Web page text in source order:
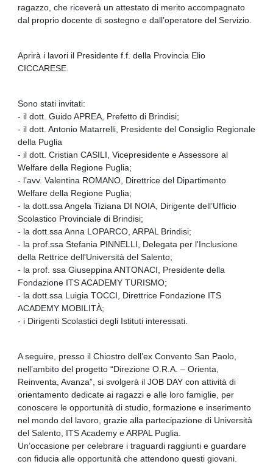
ragazzo, che riceverà un attestato di merito accompagnato
dal proprio docente di sostegno e dall’operatore del Servizio.
Aprirà i lavori il Presidente f.f. della Provincia Elio
CICCARESE.
Sono stati invitati:
- il dott. Guido APREA, Prefetto di Brindisi;
- il dott. Antonio Matarrelli, Presidente del Consiglio Regionale
della Puglia
- il dott. Cristian CASILI, Vicepresidente e Assessore al
Welfare della Regione Puglia;
- l’avv. Valentina ROMANO, Direttrice del Dipartimento
Welfare della Regione Puglia;
- la dott.ssa Angela Tiziana DI NOIA, Dirigente dell’Ufficio
Scolastico Provinciale di Brindisi;
- la dott.ssa Anna LOPARCO, ARPAL Brindisi;
- la prof.ssa Stefania PINNELLI, Delegata per l'Inclusione
della Rettrice dell'Università del Salento;
- la prof. ssa Giuseppina ANTONACI, Presidente della
Fondazione ITS ACADEMY TURISMO;
- la dott.ssa Luigia TOCCI, Direttrice Fondazione ITS
ACADEMY MOBILITÀ;
- i Dirigenti Scolastici degli Istituti interessati.
A seguire, presso il Chiostro dell’ex Convento San Paolo,
nell’ambito del progetto “Direzione O.R.A. – Orienta,
Reinventa, Avanza”, si svolgerà il JOB DAY con attività di
orientamento dedicate ai ragazzi e alle loro famiglie, per
conoscere le opportunità di studio, formazione e inserimento
nel mondo del lavoro, grazie alla partecipazione di Università
del Salento, ITS Academy e ARPAL Puglia.
Un’occasione per celebrare i traguardi raggiunti e guardare
con fiducia alle opportunità che attendono questi giovani.